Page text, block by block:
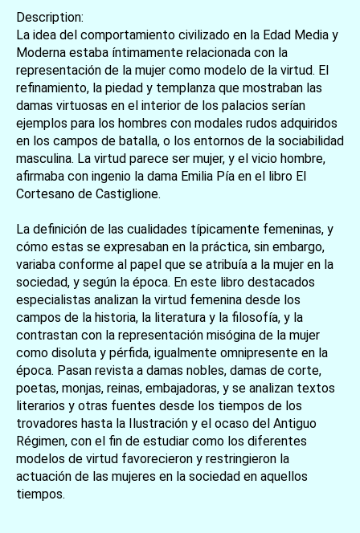
Description:
La idea del comportamiento civilizado en la Edad Media y
Moderna estaba íntimamente relacionada con la
representación de la mujer como modelo de la virtud. El
refinamiento, la piedad y templanza que mostraban las
damas virtuosas en el interior de los palacios serían
ejemplos para los hombres con modales rudos adquiridos
en los campos de batalla, o los entornos de la sociabilidad
masculina. La virtud parece ser mujer, y el vicio hombre,
afirmaba con ingenio la dama Emilia Pía en el libro El
Cortesano de Castiglione.
La definición de las cualidades típicamente femeninas, y
cómo estas se expresaban en la práctica, sin embargo,
variaba conforme al papel que se atribuía a la mujer en la
sociedad, y según la época. En este libro destacados
especialistas analizan la virtud femenina desde los
campos de la historia, la literatura y la filosofía, y la
contrastan con la representación misógina de la mujer
como disoluta y pérfida, igualmente omnipresente en la
época. Pasan revista a damas nobles, damas de corte,
poetas, monjas, reinas, embajadoras, y se analizan textos
literarios y otras fuentes desde los tiempos de los
trovadores hasta la Ilustración y el ocaso del Antiguo
Régimen, con el fin de estudiar como los diferentes
modelos de virtud favorecieron y restringieron la
actuación de las mujeres en la sociedad en aquellos
tiempos.